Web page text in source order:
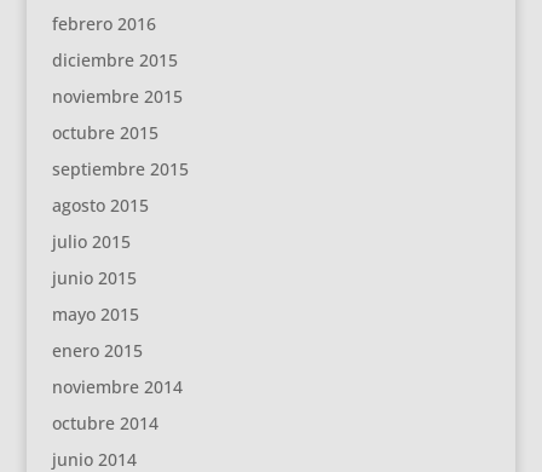
febrero 2016
diciembre 2015
noviembre 2015
octubre 2015
septiembre 2015
agosto 2015
julio 2015
junio 2015
mayo 2015
enero 2015
noviembre 2014
octubre 2014
junio 2014